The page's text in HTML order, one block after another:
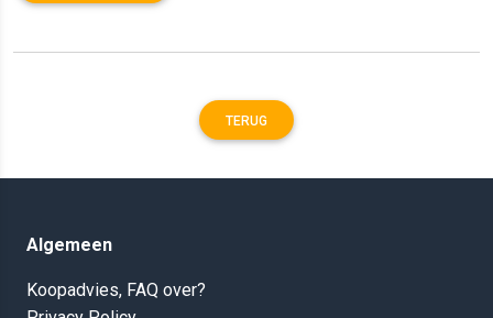
TERUG
Algemeen
Koopadvies, FAQ over?